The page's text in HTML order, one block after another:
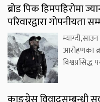
ब्रोड पिक हिमपहिरोमा
परिवारद्वारा गोपनीयता
आरोहणका
विश्वप्रसिद्ध